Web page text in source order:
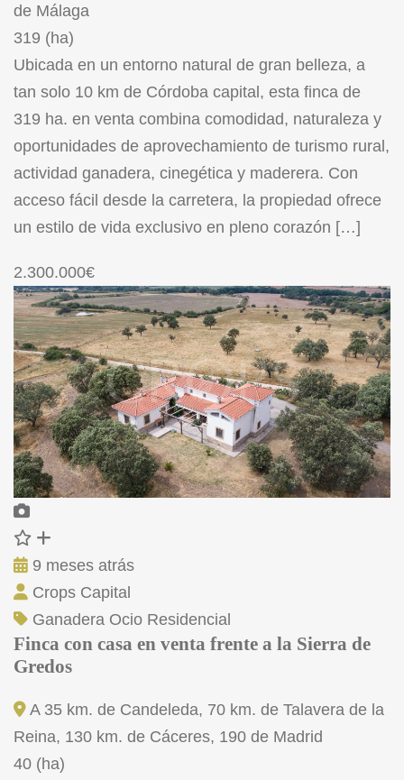
de Málaga
319 (ha)
Ubicada en un entorno natural de gran belleza, a
tan solo 10 km de Córdoba capital, esta finca de
319 ha. en venta combina comodidad, naturaleza y
oportunidades de aprovechamiento de turismo rural,
actividad ganadera, cinegética y maderera. Con
acceso fácil desde la carretera, la propiedad ofrece
un estilo de vida exclusivo en pleno corazón […]
2.300.000€
9 meses atrás
Crops Capital
Ganadera Ocio Residencial
Finca con casa en venta frente a la Sierra de
Gredos
A 35 km. de Candeleda, 70 km. de Talavera de la
Reina, 130 km. de Cáceres, 190 de Madrid
40 (ha)